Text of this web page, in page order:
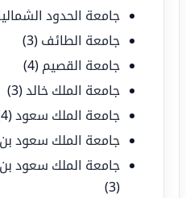
جامعة الحدود
جامعة الطائف (3)
جامعة القصيم (4)
جامعة الملك خالد(3)
جامعة الملك سعود(4)
جامعة الملك سعود بن
جامعة الملك سعود بن
(3)